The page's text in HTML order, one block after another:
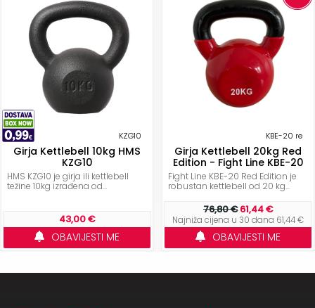
KZG10
Girja Kettlebell 10kg HMS
KZG10
HMS KZG10 je girja ili kettlebell
težine 10kg izrađena od...
43,00 €
OBAVIJESTI ME
KBE-20 re
Girja Kettlebell 20kg Red
Edition - Fight Line KBE-20
Fight Line KBE-20 Red Edition je
robustan kettlebell od 20 kg...
76,80 €61,44 €
Najniža cijena u 30 dana 61,44 €
OBAVIJESTI ME